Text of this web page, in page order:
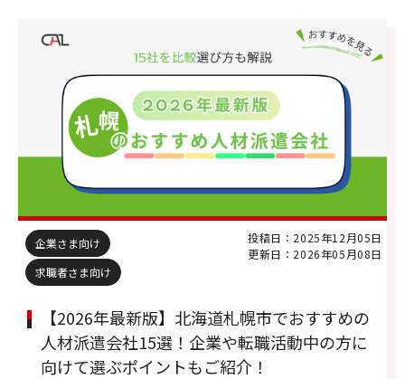
企業さま向け
求職者さま向け
投稿日：2025年12月05日
更新日：2026年05月08日
【2026年最新版】北海道札幌市でおすすめの
人材派遣会社15選！企業や転職活動中の方に
向けて選ぶポイントもご紹介！